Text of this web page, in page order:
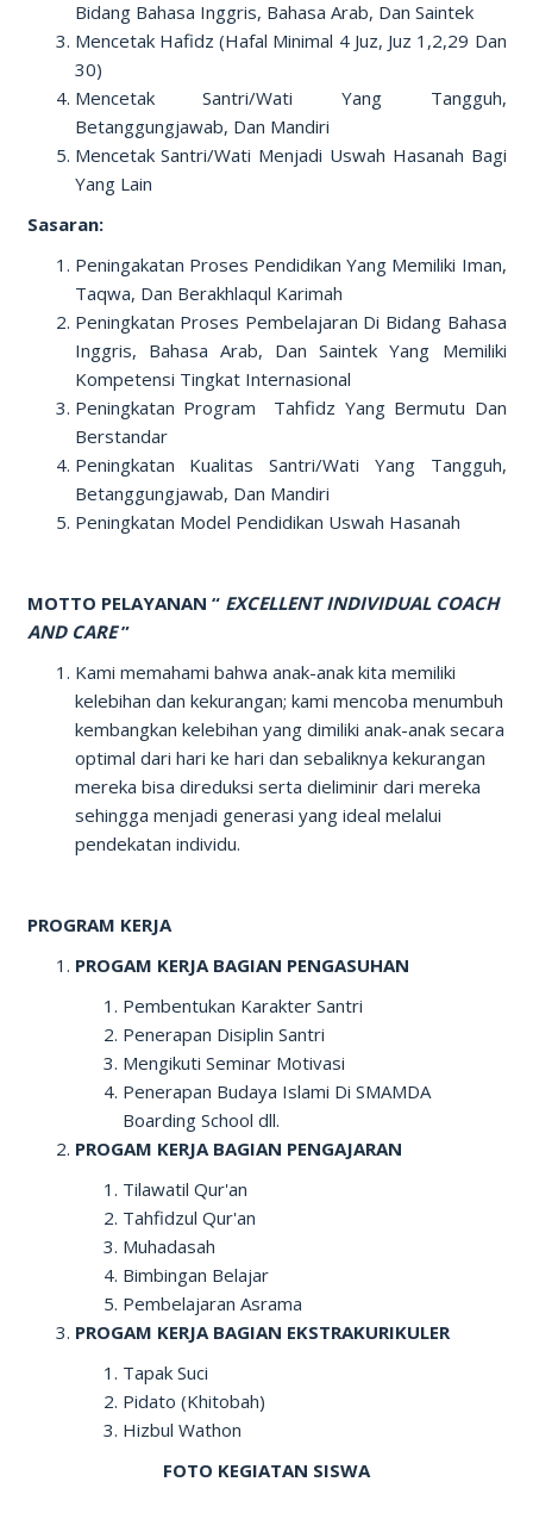
Bidang Bahasa Inggris, Bahasa Arab, Dan Saintek
Mencetak Hafidz (Hafal Minimal 4 Juz, Juz 1,2,29 Dan
30)
Mencetak Santri/Wati Yang Tangguh,
Betanggungjawab, Dan Mandiri
Mencetak Santri/Wati Menjadi Uswah Hasanah Bagi
Yang Lain
Sasaran:
Peningakatan Proses Pendidikan Yang Memiliki Iman,
Taqwa, Dan Berakhlaqul Karimah
Peningkatan Proses Pembelajaran Di Bidang Bahasa
Inggris, Bahasa Arab, Dan Saintek Yang Memiliki
Kompetensi Tingkat Internasional
Peningkatan Program Tahfidz Yang Bermutu Dan
Berstandar
Peningkatan Kualitas Santri/Wati Yang Tangguh,
Betanggungjawab, Dan Mandiri
Peningkatan Model Pendidikan Uswah Hasanah
MOTTO PELAYANAN “ EXCELLENT INDIVIDUAL COACH
AND CARE”
Kami memahami bahwa anak-anak kita memiliki
kelebihan dan kekurangan; kami mencoba menumbuh
kembangkan kelebihan yang dimiliki anak-anak secara
optimal dari hari ke hari dan sebaliknya kekurangan
mereka bisa direduksi serta dieliminir dari mereka
sehingga menjadi generasi yang ideal melalui
pendekatan individu.
PROGRAM KERJA
PROGAM KERJA BAGIAN PENGASUHAN
Pembentukan Karakter Santri
Penerapan Disiplin Santri
Mengikuti Seminar Motivasi
Penerapan Budaya Islami Di SMAMDA
Boarding School dll.
PROGAM KERJA BAGIAN PENGAJARAN
Tilawatil Qur'an
Tahfidzul Qur'an
Muhadasah
Bimbingan Belajar
Pembelajaran Asrama
PROGAM KERJA BAGIAN EKSTRAKURIKULER
Tapak Suci
Pidato (Khitobah)
Hizbul Wathon
FOTO KEGIATAN SISWA